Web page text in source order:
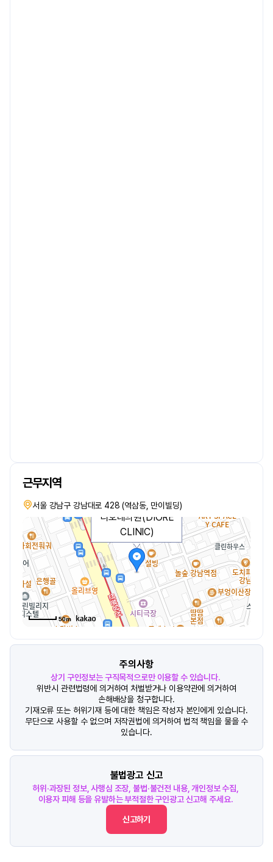
근무지역
서울 강남구 강남대로 428 (역삼동, 만이빌딩)
디오레의원(DIORE
CLINIC)
50m
주의사항
상기 구인정보는 구직목적으로만 이용할 수 있습니다.
위반시 관련법령에 의거하여 처벌받거나 이용약관에 의거하여
손해배상을 청구합니다.
기재오류 또는 허위기재 등에 대한 책임은 작성자 본인에게 있습니다.
무단으로 사용할 수 없으며 저작권법에 의거하여 법적 책임을 물을 수
있습니다.
불법광고 신고
허위·과장된 정보, 사행심 조장, 불법·불건전 내용, 개인정보 수집,
이용자 피해 등을 유발하는 부적절한 구인광고 신고해 주세요.
신고하기